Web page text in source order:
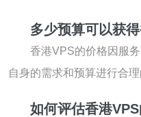
多少预算可以获
香港VPS的价格因服
自身的需求和预算进行合
如何评估香港